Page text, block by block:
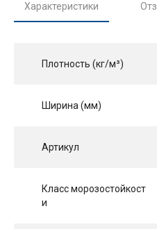
Характеристики
Плотность (кг/м³)
Ширина (мм)
Артикул
Класс морозостойкост
и